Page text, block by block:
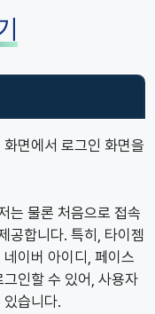
면에서 로그인 화면을
는 물론 처음으로 접속
공합니다. 특히, 타이젬
이버 아이디, 페이스
인할 수 있어, 사용자
습니다.